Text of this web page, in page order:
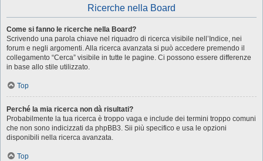
Ricerche nella Board
Come si fanno le ricerche nella Board?
Scrivendo una parola chiave nel riquadro di ricerca visibile nell’Indice, nei
forum e negli argomenti. Alla ricerca avanzata si può accedere premendo il
collegamento “Cerca” visibile in tutte le pagine. Ci possono essere differenze
in base allo stile utilizzato.
Top
Perché la mia ricerca non dà risultati?
Probabilmente la tua ricerca è troppo vaga e include dei termini troppo comuni
che non sono indicizzati da phpBB3. Sii più specifico e usa le opzioni
disponibili nella ricerca avanzata.
Top